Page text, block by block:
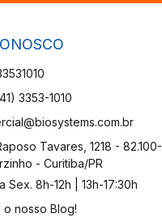
3353-1010
Tavares, 1218 - 82.100-
- Curitiba/PR
Sex. 8h-12h | 13h-17:30h
o nosso Blog!